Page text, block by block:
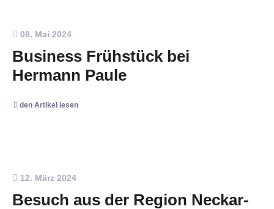
08. Mai 2024
Business Frühstück bei
Hermann Paule
den Artikel lesen
12. März 2024
Besuch aus der Region Neckar-